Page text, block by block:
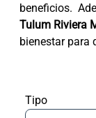
beneficios.
Tulum Riviera
bienestar para
Tipo